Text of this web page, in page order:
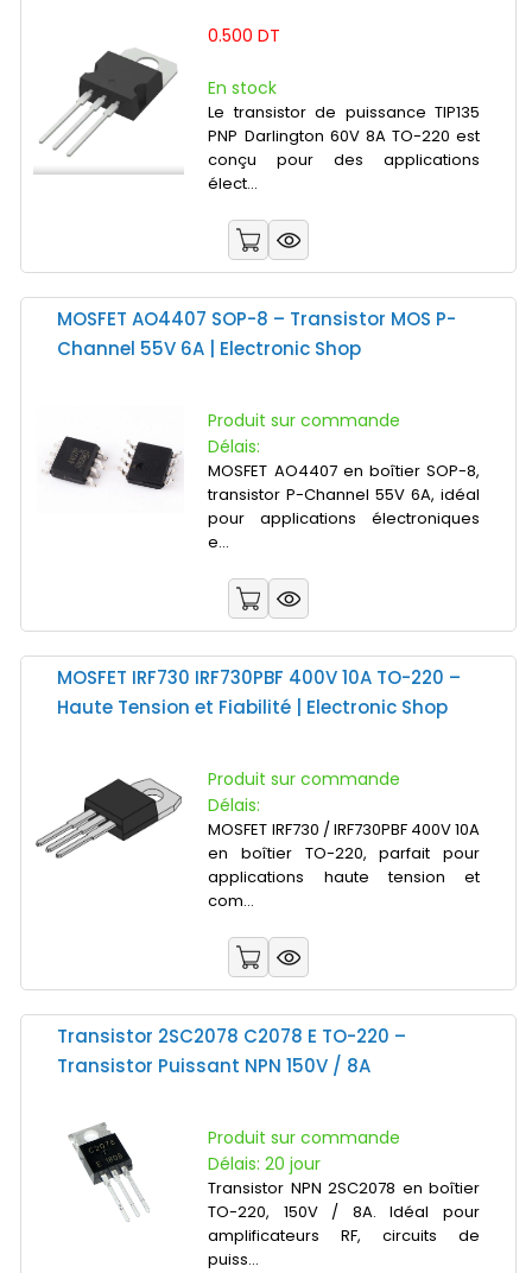
0.500 DT
En stock
Le transistor de puissance TIP135
PNP Darlington 60V 8A TO-220 est
conçu pour des applications
élect...
MOSFET AO4407 SOP-8 – Transistor MOS P-
Channel 55V 6A | Electronic Shop
Produit sur commande
Délais:
MOSFET AO4407 en boîtier SOP-8,
transistor P-Channel 55V 6A, idéal
pour applications électroniques
e...
MOSFET IRF730 IRF730PBF 400V 10A TO-220 –
Haute Tension et Fiabilité | Electronic Shop
Produit sur commande
Délais:
MOSFET IRF730 / IRF730PBF 400V 10A
en boîtier TO-220, parfait pour
applications haute tension et
com...
Transistor 2SC2078 C2078 E TO-220 –
Transistor Puissant NPN 150V / 8A
Produit sur commande
Délais: 20 jour
Transistor NPN 2SC2078 en boîtier
TO-220, 150V / 8A. Idéal pour
amplificateurs RF, circuits de
puiss...